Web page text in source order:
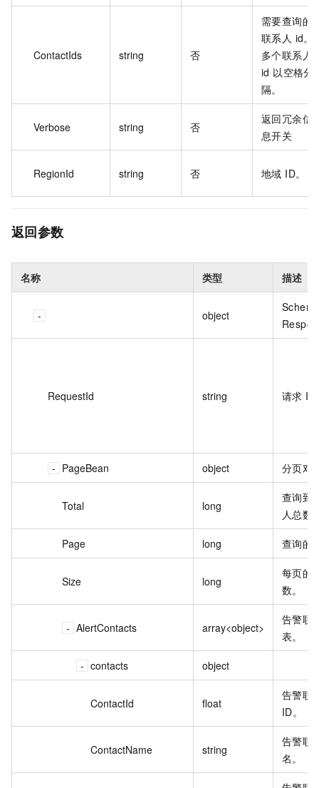
ContactIds string 否
需要查询的
联系人 id。
多个联系人
id 以空格分
隔。
Verbose string 否
返回冗余信
息开关
RegionId string 否 地域 ID。
返回参数
名称 类型 描述
object
RequestId string 请求 ID
PageBean object 分页对
Total long
查询到
人总数
Page long 查询的
Size long
每页的
数。
AlertContacts array<object>
告警联
表。
contacts object
ContactId float
告警联
ID。
ContactName string
告警联
名。